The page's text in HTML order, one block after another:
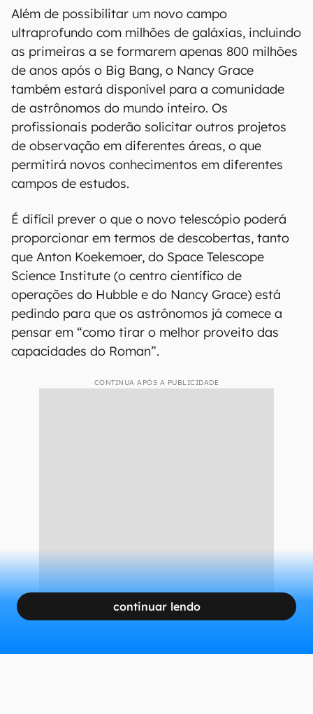
Além de possibilitar um novo campo
ultraprofundo com milhões de galáxias, incluindo
as primeiras a se formarem apenas 800 milhões
de anos após o Big Bang, o Nancy Grace
também estará disponível para a comunidade
de astrônomos do mundo inteiro. Os
profissionais poderão solicitar outros projetos
de observação em diferentes áreas, o que
permitirá novos conhecimentos em diferentes
campos de estudos.
É difícil prever o que o novo telescópio poderá
proporcionar em termos de descobertas, tanto
que Anton Koekemoer, do Space Telescope
Science Institute (o centro científico de
operações do Hubble e do Nancy Grace) está
pedindo para que os astrônomos já comece a
pensar em “como tirar o melhor proveito das
capacidades do Roman”.
CONTINUA APÓS A PUBLICIDADE
continuar lendo